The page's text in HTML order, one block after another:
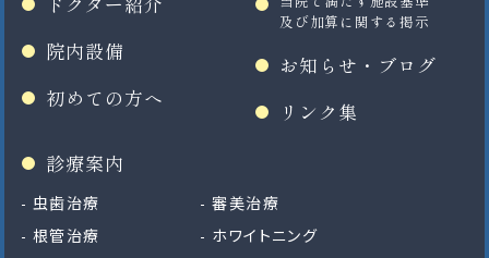
院内設備
初めての方へ
及び加算に関する掲示
お知らせ・ブログ
リンク集
診療案内
虫歯治療
根管治療
審美治療
ホワイトニング